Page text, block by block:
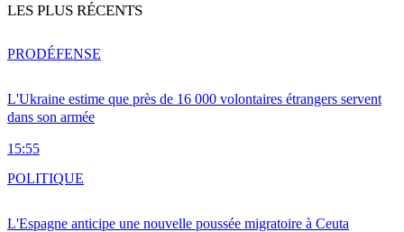
LES PLUS RÉCENTS
L'Ukraine estime que près de 16 000 volontaires étrangers servent
dans son armée
15:55
PRODÉFENSE
L'Espagne anticipe une nouvelle poussée migratoire à Ceuta
POLITIQUE